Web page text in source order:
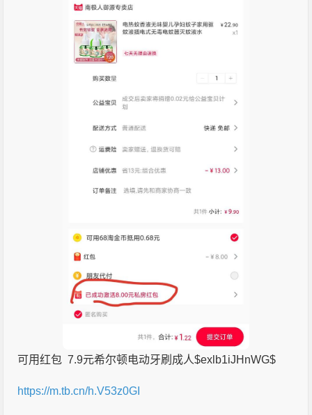
可用红包 7.9元希尔顿电动牙刷成人$exlb1iJHnWG$
https://m.tb.cn/h.V53z0GI